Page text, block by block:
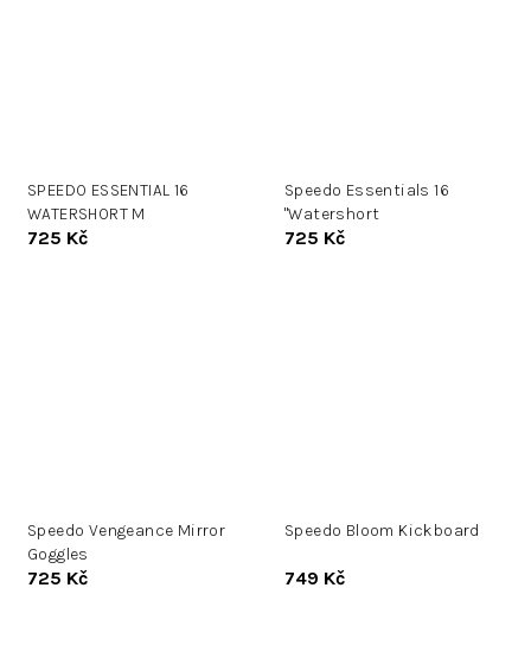
SPEEDO ESSENTIAL 16
WATERSHORT M
725 Kč
Speedo Essentials 16
"Watershort
725 Kč
Speedo Vengeance Mirror
Goggles
725 Kč
Speedo Bloom Kickboard
749 Kč